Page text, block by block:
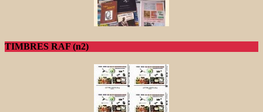
TIMBRES RAF (n2)